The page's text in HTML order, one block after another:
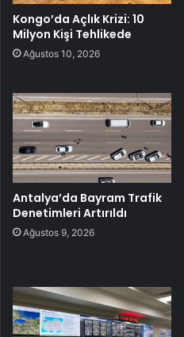
Kongo’da Açlık Krizi: 10
Milyon Kişi Tehlikede
Ağustos 10, 2026
Antalya’da Bayram Trafik
Denetimleri Artırıldı
Ağustos 9, 2026